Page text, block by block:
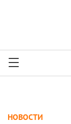
НОВОСТИ